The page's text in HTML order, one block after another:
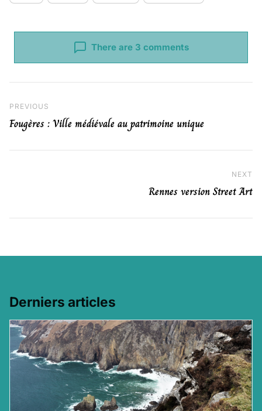
There are 3 comments
Previous Post
PREVIOUS
Fougères : Ville médiévale au patrimoine unique
NEXT
Rennes version Street Art
Derniers articles